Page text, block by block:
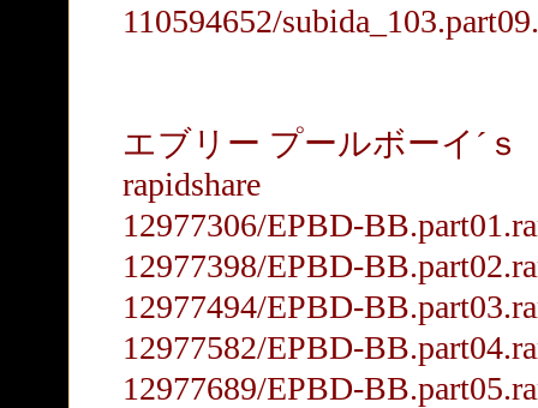
110594652/
エブリー プールボーイ´ｓ
rapidshare
12977306/EPBD-
12977398/EPBD-
12977494/EPBD-
12977582/EPBD-
12977689/EPBD-